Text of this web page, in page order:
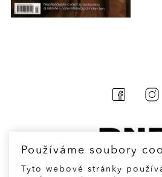
Používáme soubory
Tyto webové stránky